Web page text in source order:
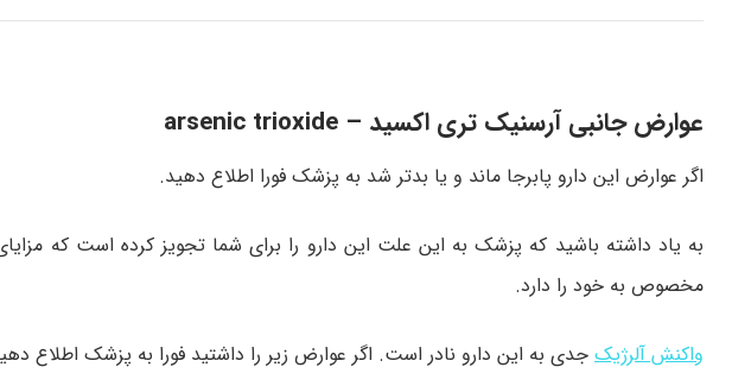
عوارض جانبی آرسنیک تری اکسید – arsenic trioxide
اگر عوارض این دارو پابرجا ماند و یا بدتر شد به پزشک فورا اطلاع دهید.
به یاد داشته باشید که پزشک به این علت این دارو را برای شما تجویز کرده است که
مخصوص به خود را دارد.
واکنش آلرژیک جدی به این دارو نادر است. اگر عوارض زیر را داشتید فورا به پزشک اطلاع